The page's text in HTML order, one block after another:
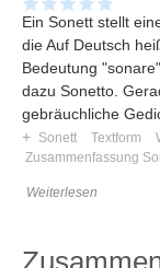
Ein Sonett stellt
die Auf Deutsch
Bedeutung
dazu Sonetto.
gebräuchliche
+ Sonett Textform
Zusammenfassung
Weiterlesen